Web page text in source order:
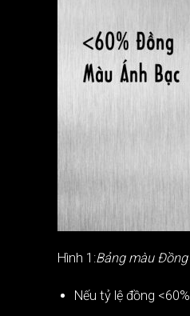
Hình 1:Bảng màu
Nếu tỷ lệ đồng